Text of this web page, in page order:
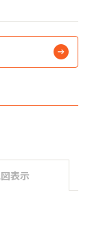
件
表示